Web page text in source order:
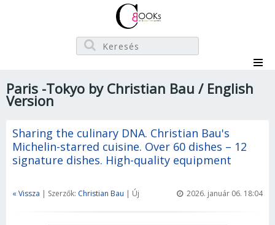
Paris -Tokyo by Christian Bau / English
Version
Sharing the culinary DNA. Christian Bau's
Michelin-starred cuisine. Over 60 dishes – 12
signature dishes. High-quality equipment
« Vissza | Szerzők: Christian Bau | Új 2026. január 06. 18:04